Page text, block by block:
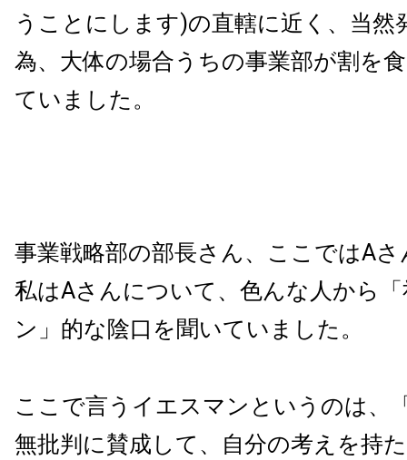
うことにします)の直轄に近く、当然
為、大体の場合うちの事業部が割を
ていました。
事業戦略部の部長さん、ここではA
私はAさんについて、色んな人から
ン」的な陰口を聞いていました。
ここで言うイエスマンというのは、
無批判に賛成して、自分の考えを持